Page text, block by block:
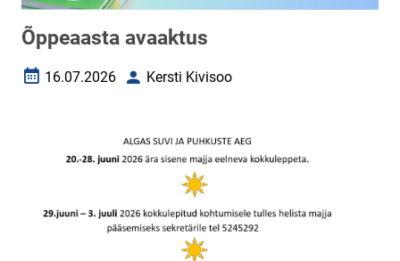
Õppeaasta avaaktus
Loomise kuupäev
16.07.2026 AutorKersti Kivisoo